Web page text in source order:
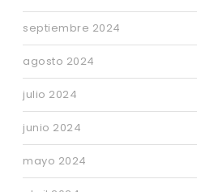
septiembre 2024
agosto 2024
julio 2024
junio 2024
mayo 2024